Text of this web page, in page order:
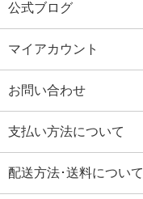
公式ブログ
マイアカウント
お問い合わせ
支払い方法について
配送方法･送料について